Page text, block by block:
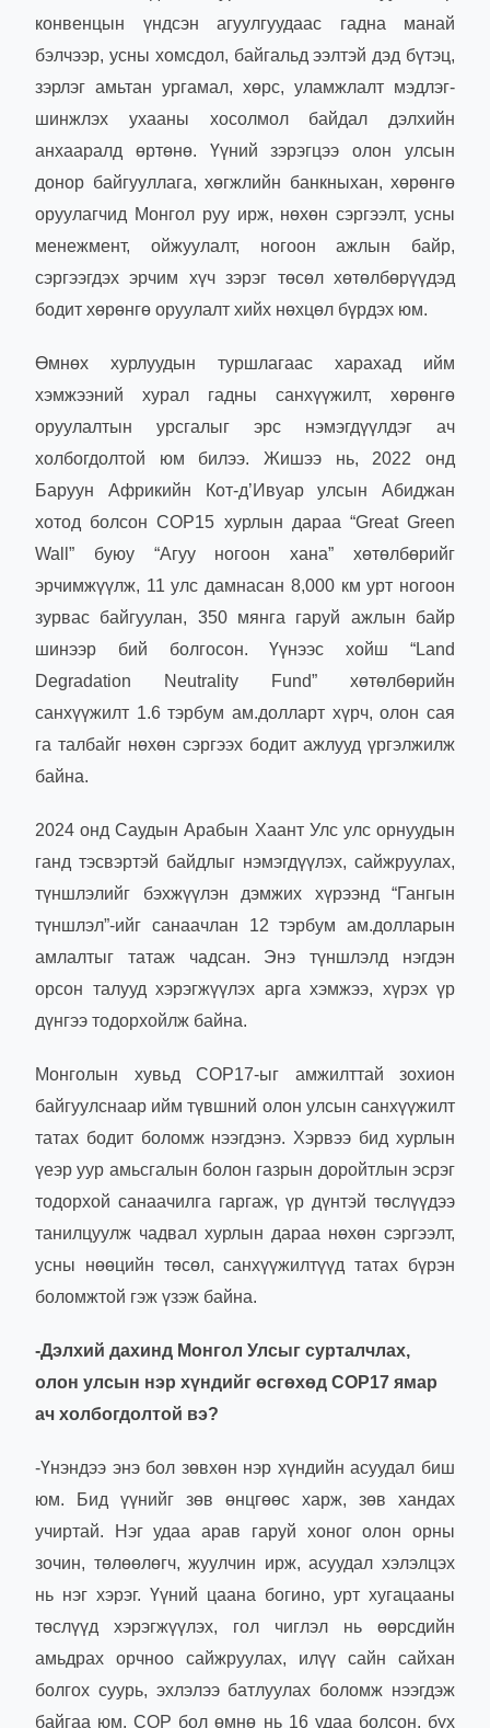
конвенцын үндсэн агуулгуудаас гадна манай
бэлчээр, усны хомсдол, байгальд ээлтэй дэд бүтэц,
зэрлэг амьтан ургамал, хөрс, уламжлалт мэдлэг-
шинжлэх ухааны хосолмол байдал дэлхийн
анхааралд өртөнө. Үүний зэрэгцээ олон улсын
донор байгууллага, хөгжлийн банкныхан, хөрөнгө
оруулагчид Монгол руу ирж, нөхөн сэргээлт, усны
менежмент, ойжуулалт, ногоон ажлын байр,
сэргээгдэх эрчим хүч зэрэг төсөл хөтөлбөрүүдэд
бодит хөрөнгө оруулалт хийх нөхцөл бүрдэх юм.
Өмнөх хурлуудын туршлагаас харахад ийм
хэмжээний хурал гадны санхүүжилт, хөрөнгө
оруулалтын урсгалыг эрс нэмэгдүүлдэг ач
холбогдолтой юм билээ. Жишээ нь, 2022 онд
Баруун Африкийн Кот-д’Ивуар улсын Абиджан
хотод болсон COP15 хурлын дараа “Great Green
Wall” буюу “Агуу ногоон хана” хөтөлбөрийг
эрчимжүүлж, 11 улс дамнасан 8,000 км урт ногоон
зурвас байгуулан, 350 мянга гаруй ажлын байр
шинээр бий болгосон. Үүнээс хойш “Land
Degradation Neutrality Fund” хөтөлбөрийн
санхүүжилт 1.6 тэрбум ам.долларт хүрч, олон сая
га талбайг нөхөн сэргээх бодит ажлууд үргэлжилж
байна.
2024 онд Саудын Арабын Хаант Улс улс орнуудын
ганд тэсвэртэй байдлыг нэмэгдүүлэх, сайжруулах,
түншлэлийг бэхжүүлэн дэмжих хүрээнд “Гангын
түншлэл”-ийг санаачлан 12 тэрбум ам.долларын
амлалтыг татаж чадсан. Энэ түншлэлд нэгдэн
орсон талууд хэрэгжүүлэх арга хэмжээ, хүрэх үр
дүнгээ тодорхойлж байна.
Монголын хувьд COP17-ыг амжилттай зохион
байгуулснаар ийм түвшний олон улсын санхүүжилт
татах бодит боломж нээгдэнэ. Хэрвээ бид хурлын
үеэр уур амьсгалын болон газрын доройтлын эсрэг
тодорхой санаачилга гаргаж, үр дүнтэй төслүүдээ
танилцуулж чадвал хурлын дараа нөхөн сэргээлт,
усны нөөцийн төсөл, санхүүжилтүүд татах бүрэн
боломжтой гэж үзэж байна.
-Дэлхий дахинд Монгол Улсыг сурталчлах,
олон улсын нэр хүндийг өсгөхөд COP17 ямар
ач холбогдолтой вэ?
-Үнэндээ энэ бол зөвхөн нэр хүндийн асуудал биш
юм. Бид үүнийг зөв өнцгөөс харж, зөв хандах
учиртай. Нэг удаа арав гаруй хоног олон орны
зочин, төлөөлөгч, жуулчин ирж, асуудал хэлэлцэх
нь нэг хэрэг. Үүний цаана богино, урт хугацааны
төслүүд хэрэгжүүлэх, гол чиглэл нь өөрсдийн
амьдрах орчноо сайжруулах, илүү сайн сайхан
болгох суурь, эхлэлээ батлуулах боломж нээгдэж
байгаа юм. COP бол өмнө нь 16 удаа болсон, бүх